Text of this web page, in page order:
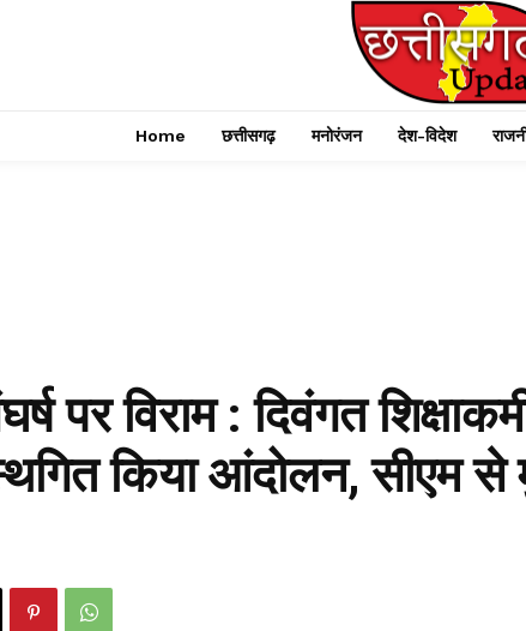
Home छत्तीसगढ़ मनोरंजन देश-विदेश
पर विराम : दिवंगत
किया आंदोलन, सीएम से